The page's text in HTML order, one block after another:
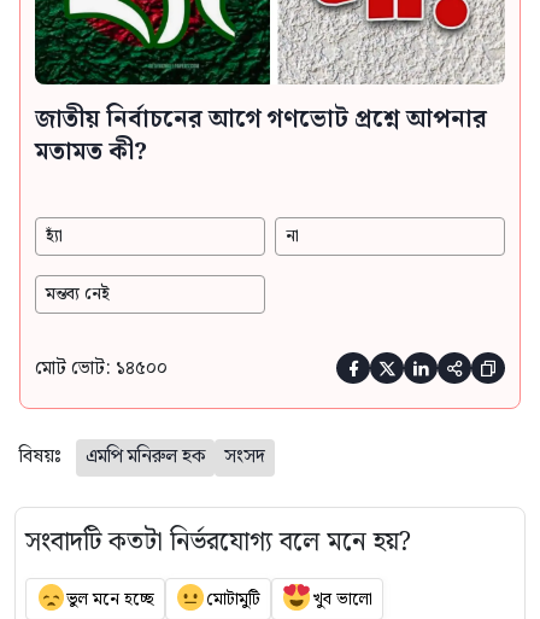
জাতীয় নির্বাচনের আগে গণভোট প্রশ্নে আপনার
মতামত কী?
হ্যাঁ না
মন্তব্য নেই
মোট ভোট: ১৪৫০০     
বিষয়ঃ এমপি মনিরুল হক সংসদ
সংবাদটি কতটা নির্ভরযোগ্য বলে মনে হয়?
ভুল মনে হচ্ছে মোটামুটি খুব ভালো